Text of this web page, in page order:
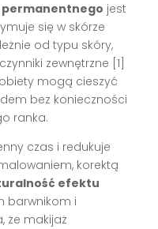
permanentnego jest
się w skórze
od typu skóry,
zewnętrzne [1]
mogą cieszyć
bez konieczności
ranka.
czas i redukuje
korektą
efektu
barwnikom i
że makijaż